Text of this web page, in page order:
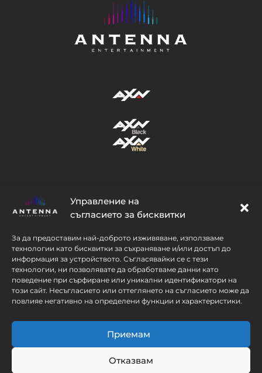
Управление на
съгласието за бисквитки
За да предоставим най-доброто изживяване, използваме
технологии като бисквитки за съхраняване и/или достъп до
информация за устройството. Съгласявайки се с тези
технологии, ни позволявате да обработваме данни като
поведение при сърфиране или уникални идентификатори на
този сайт. Несъгласието или оттеглянето на съгласието може да
повлияе негативно на определени функции и характеристики.
Приемам
Отказвам
СЛЕДВАЙ
license of AXN Network, Inc.